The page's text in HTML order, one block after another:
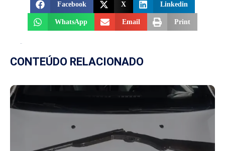
Facebook X Linkedin
WhatsApp Email Print
CONTEÚDO RELACIONADO